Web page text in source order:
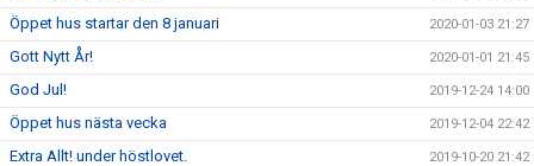
Öppet hus startar den 8 januari 2020-01-03 21:27
Gott Nytt År! 2020-01-01 21:45
God Jul! 2019-12-24 14:00
Öppet hus nästa vecka 2019-12-04 22:42
Extra Allt! under höstlovet. 2019-10-20 21:42